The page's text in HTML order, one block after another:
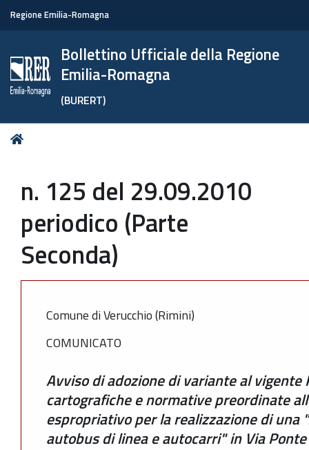
Regione Emilia-Romagna
Bollettino Ufficiale della Regione
Emilia-Romagna
(BURERT)
Tu
n. 125 del 29.09.2010
periodico (Parte
Seconda)
Comune di Verucchio (Rimini)
COMUNICATO
Avviso di adozione di variante al vigente
cartografiche e normative preordinate
espropriativo per la realizzazione di una
autobus di linea e autocarri" in Via Ponte